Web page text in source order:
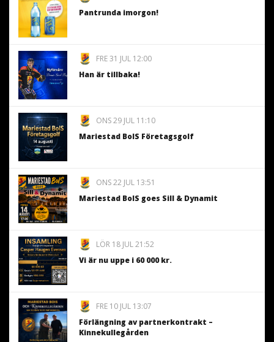
Pantrunda imorgon!
FRE 31 JUL 12:00
Han är tillbaka!
ONS 29 JUL 11:10
Mariestad BoIS Företagsgolf
ONS 22 JUL 13:51
Mariestad BoIS goes Sill & Dynamit
LÖR 18 JUL 21:52
Vi är nu uppe i 60 000 kr.
FRE 10 JUL 13:07
Förlängning av partnerkontrakt –
Kinnekullegården